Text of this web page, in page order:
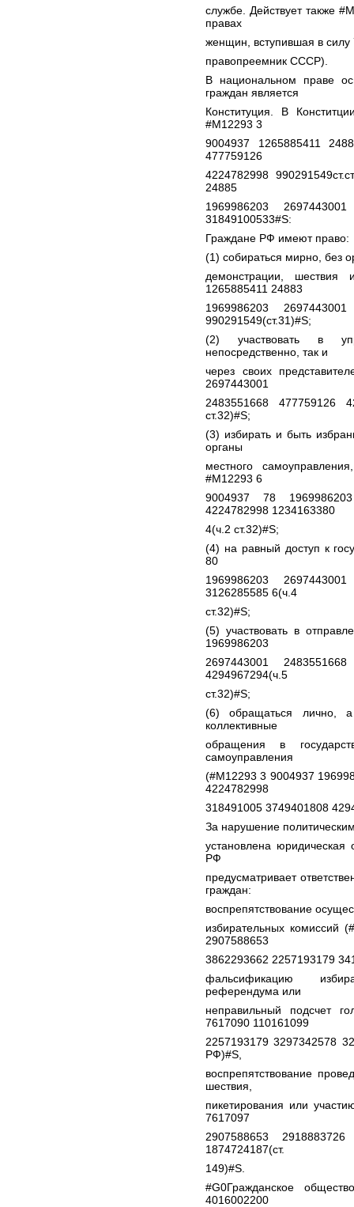
службе. Действует также
правах
женщин, вступившая в силу
правопреемник СССР).
В национальном праве
граждан является
Конституция. В
#M12293 3
9004937 1265885411
477759126
4224782998
24885
1969986203
31849100533#S:
Граждане РФ имеют право:
(1) собираться мирно, без
демонстрации, шествия
1265885411 24883
1969986203
990291549(ст.31)#S;
(2) участвовать в
непосредственно, так и
через своих
2697443001
2483551668 477759126
ст.32)#S;
(3) избирать и быть
органы
местного
#M12293 6
9004937 78
4224782998 1234163380
4(ч.2 ст.32)#S;
(4) на равный доступ к
80
1969986203
3126285585 6(ч.4
ст.32)#S;
(5) участвовать в
1969986203
2697443001
4294967294(ч.5
ст.32)#S;
(6) обращаться лично, а
коллективные
обращения в
самоуправления
(#M12293 3 9004937
4224782998
318491005 3749401808
За нарушение
установлена юридическая
РФ
предусматривает
граждан:
воспрепятствование
избирательных комиссий
2907588653
3862293662 2257193179
фальсификацию
референдума или
неправильный подсчет
7617090 110161099
2257193179 3297342578
РФ)#S,
воспрепятствование
шествия,
пикетирования или
7617097
2907588653
1874724187(ст.
149)#S.
#G0Гражданское
4016002200